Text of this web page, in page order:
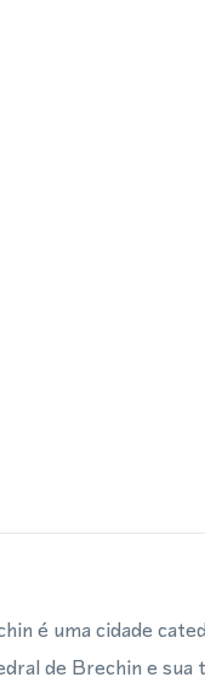
é uma cidade
de Brechin e